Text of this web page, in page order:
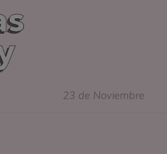
23 de Noviembre